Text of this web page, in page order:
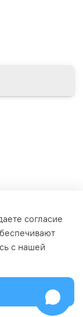
согласие
с нашей